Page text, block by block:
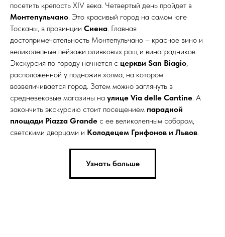
посетить крепость XIV века. Четвертый день пройдет в
Монтепульчано. Это красивый город на самом юге
Тосканы, в провинции Сиена. Главная
достопримечательность Монтепульчано – красное вино и
великолепные пейзажи оливковых рощ и виноградников.
Экскурсия по городу начнется с церкви San Biagio,
расположенной у подножия холма, на котором
возвеличивается город. Затем можно заглянуть в
средневековые магазины на улице Via delle Cantine. А
закончить экскурсию стоит посещением парадной
площади Piazza Grande с ее великолепным собором,
светскими дворцами и Колодецем Грифонов и Львов.
Узнать больше